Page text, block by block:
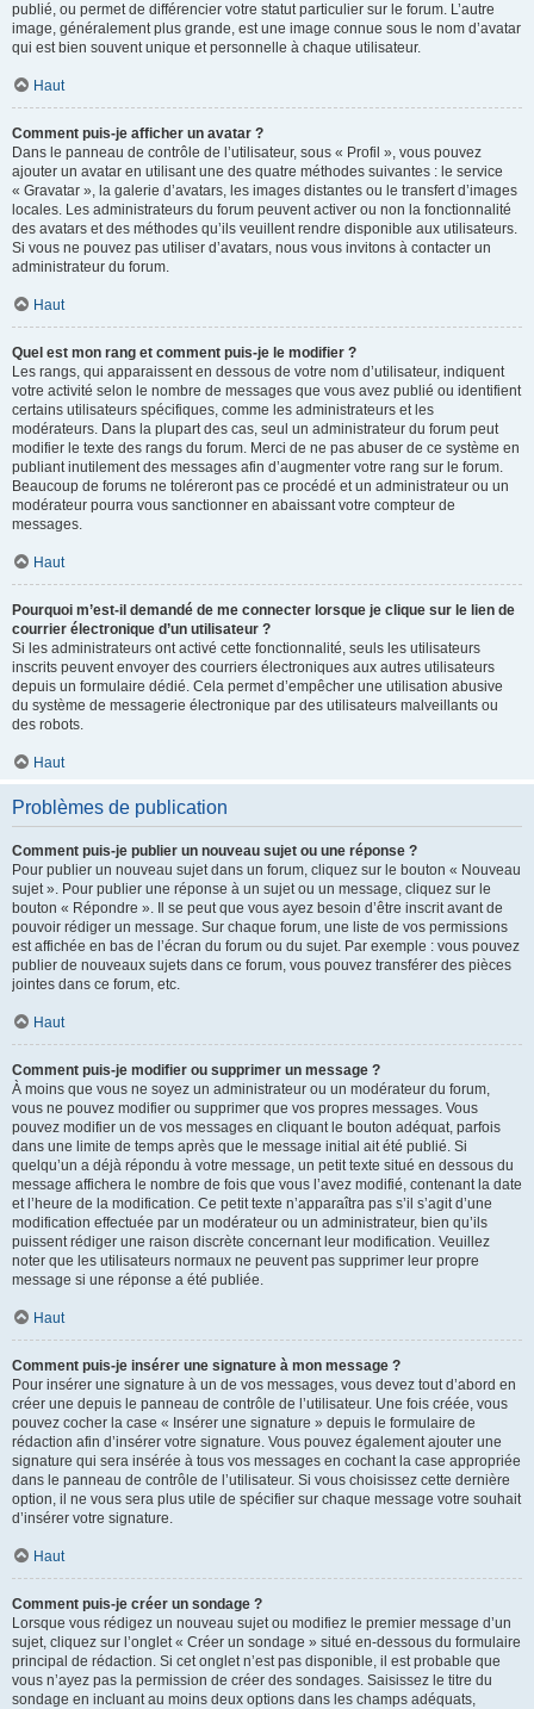
publié, ou permet de différencier votre statut particulier sur le forum. L’autre
image, généralement plus grande, est une image connue sous le nom d’avatar
qui est bien souvent unique et personnelle à chaque utilisateur.
Haut
Comment puis-je afficher un avatar ?
Dans le panneau de contrôle de l’utilisateur, sous « Profil », vous pouvez
ajouter un avatar en utilisant une des quatre méthodes suivantes : le service
« Gravatar », la galerie d’avatars, les images distantes ou le transfert d’images
locales. Les administrateurs du forum peuvent activer ou non la fonctionnalité
des avatars et des méthodes qu’ils veuillent rendre disponible aux utilisateurs.
Si vous ne pouvez pas utiliser d’avatars, nous vous invitons à contacter un
administrateur du forum.
Haut
Quel est mon rang et comment puis-je le modifier ?
Les rangs, qui apparaissent en dessous de votre nom d’utilisateur, indiquent
votre activité selon le nombre de messages que vous avez publié ou identifient
certains utilisateurs spécifiques, comme les administrateurs et les
modérateurs. Dans la plupart des cas, seul un administrateur du forum peut
modifier le texte des rangs du forum. Merci de ne pas abuser de ce système en
publiant inutilement des messages afin d’augmenter votre rang sur le forum.
Beaucoup de forums ne toléreront pas ce procédé et un administrateur ou un
modérateur pourra vous sanctionner en abaissant votre compteur de
messages.
Haut
Pourquoi m’est-il demandé de me connecter lorsque je clique sur le lien de
courrier électronique d’un utilisateur ?
Si les administrateurs ont activé cette fonctionnalité, seuls les utilisateurs
inscrits peuvent envoyer des courriers électroniques aux autres utilisateurs
depuis un formulaire dédié. Cela permet d’empêcher une utilisation abusive
du système de messagerie électronique par des utilisateurs malveillants ou
des robots.
Haut
Problèmes de publication
Comment puis-je publier un nouveau sujet ou une réponse ?
Pour publier un nouveau sujet dans un forum, cliquez sur le bouton « Nouveau
sujet ». Pour publier une réponse à un sujet ou un message, cliquez sur le
bouton « Répondre ». Il se peut que vous ayez besoin d’être inscrit avant de
pouvoir rédiger un message. Sur chaque forum, une liste de vos permissions
est affichée en bas de l’écran du forum ou du sujet. Par exemple : vous pouvez
publier de nouveaux sujets dans ce forum, vous pouvez transférer des pièces
jointes dans ce forum, etc.
Haut
Comment puis-je modifier ou supprimer un message ?
À moins que vous ne soyez un administrateur ou un modérateur du forum,
vous ne pouvez modifier ou supprimer que vos propres messages. Vous
pouvez modifier un de vos messages en cliquant le bouton adéquat, parfois
dans une limite de temps après que le message initial ait été publié. Si
quelqu’un a déjà répondu à votre message, un petit texte situé en dessous du
message affichera le nombre de fois que vous l’avez modifié, contenant la date
et l’heure de la modification. Ce petit texte n’apparaîtra pas s’il s’agit d’une
modification effectuée par un modérateur ou un administrateur, bien qu’ils
puissent rédiger une raison discrète concernant leur modification. Veuillez
noter que les utilisateurs normaux ne peuvent pas supprimer leur propre
message si une réponse a été publiée.
Haut
Comment puis-je insérer une signature à mon message ?
Pour insérer une signature à un de vos messages, vous devez tout d’abord en
créer une depuis le panneau de contrôle de l’utilisateur. Une fois créée, vous
pouvez cocher la case « Insérer une signature » depuis le formulaire de
rédaction afin d’insérer votre signature. Vous pouvez également ajouter une
signature qui sera insérée à tous vos messages en cochant la case appropriée
dans le panneau de contrôle de l’utilisateur. Si vous choisissez cette dernière
option, il ne vous sera plus utile de spécifier sur chaque message votre souhait
d’insérer votre signature.
Haut
Comment puis-je créer un sondage ?
Lorsque vous rédigez un nouveau sujet ou modifiez le premier message d’un
sujet, cliquez sur l’onglet « Créer un sondage » situé en-dessous du formulaire
principal de rédaction. Si cet onglet n’est pas disponible, il est probable que
vous n’ayez pas la permission de créer des sondages. Saisissez le titre du
sondage en incluant au moins deux options dans les champs adéquats,